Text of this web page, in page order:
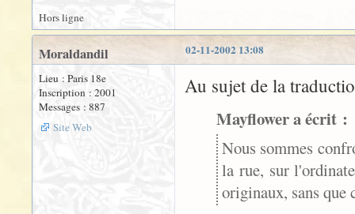
Hors ligne
02-11-2002 13:08
Moraldandil
Lieu : Paris 18e
Inscription : 2001
Messages : 887
Site Web
Au sujet de la
Mayflower a écrit :
Nous sommes
la rue, sur
originaux, sans que